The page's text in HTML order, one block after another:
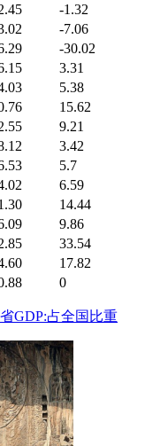
-1.32
-7.06
-30.02
3.31
5.38
15.62
9.21
3.42
5.7
6.59
14.44
9.86
33.54
17.82
0
GDP:占全国比重